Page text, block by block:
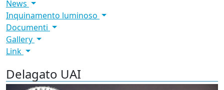
News
Inquinamento luminoso
Documenti
Gallery
Link
Delagato UAI